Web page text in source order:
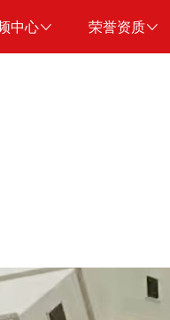
中心 荣誉资质